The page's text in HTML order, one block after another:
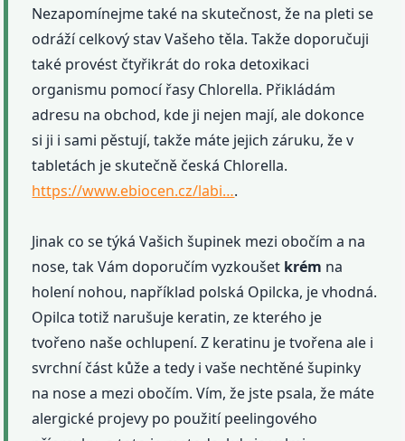
Nezapomínejme také na skutečnost, že na pleti se
odráží celkový stav Vašeho těla. Takže doporučuji
také provést čtyřikrát do roka detoxikaci
organismu pomocí řasy Chlorella. Přikládám
adresu na obchod, kde ji nejen mají, ale dokonce
si ji i sami pěstují, takže máte jejich záruku, že v
tabletách je skutečně česká Chlorella.
https://www.ebiocen.cz/labi….
Jinak co se týká Vašich šupinek mezi obočím a na
nose, tak Vám doporučím vyzkoušet krém na
holení nohou, například polská Opilcka, je vhodná.
Opilca totiž narušuje keratin, ze kterého je
tvořeno naše ochlupení. Z keratinu je tvořena ale i
svrchní část kůže a tedy i vaše nechtěné šupinky
na nose a mezi obočím. Vím, že jste psala, že máte
alergické projevy po použití peelingového